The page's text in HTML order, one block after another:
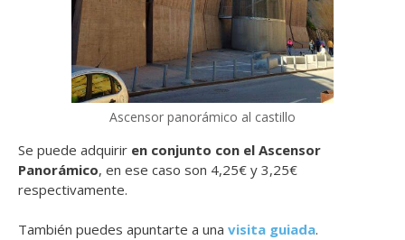
Ascensor panorámico al castillo
Se puede adquirir en conjunto con el Ascensor
Panorámico, en ese caso son 4,25€ y 3,25€
respectivamente.
También puedes apuntarte a una visita guiada.